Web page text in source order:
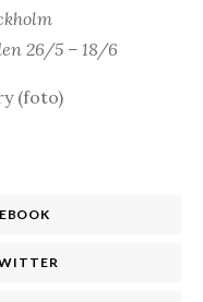
26/5 – 18/6
(foto)